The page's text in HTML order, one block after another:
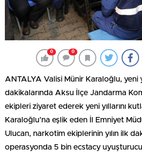
0 0
ANTALYA Valisi Münir Karaloğlu, yeni
dakikalarında Aksu İlçe Jandarma
ekipleri ziyaret ederek yeni yıllarını
Karaloğlu’na eşlik eden İl Emniyet
Ulucan, narkotim ekiplerinin yılın ilk
operasyonda 5 bin ecstacy